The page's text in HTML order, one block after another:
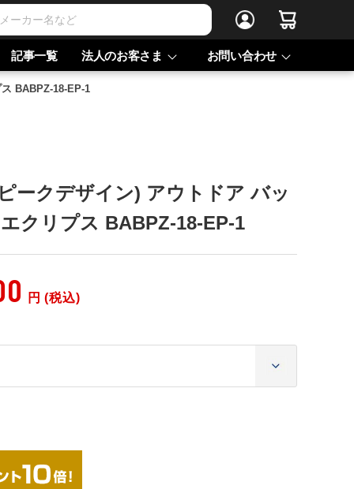
記事一覧 法人のお客さま お問い合わせ
BABPZ-18-EP-1
ークデザイン) アウトドア バッ
クリプス BABPZ-18-EP-1
円 (税込)